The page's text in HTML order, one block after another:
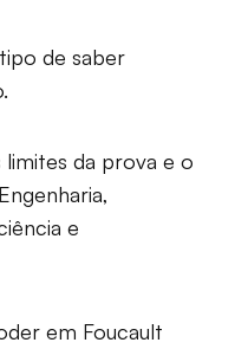
de saber
da prova e o
e
em Foucault